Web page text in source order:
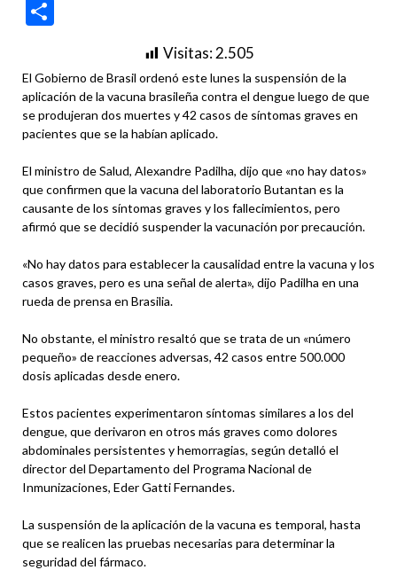
Visitas:2.505
El Gobierno de Brasil ordenó este lunes la suspensión de la
aplicación de la vacuna brasileña contra el dengue luego de que
se produjeran dos muertes y 42 casos de síntomas graves en
pacientes que se la habían aplicado.
El ministro de Salud, Alexandre Padilha, dijo que «no hay datos»
que confirmen que la vacuna del laboratorio Butantan es la
causante de los síntomas graves y los fallecimientos, pero
afirmó que se decidió suspender la vacunación por precaución.
«No hay datos para establecer la causalidad entre la vacuna y los
casos graves, pero es una señal de alerta», dijo Padilha en una
rueda de prensa en Brasilia.
No obstante, el ministro resaltó que se trata de un «número
pequeño» de reacciones adversas, 42 casos entre 500.000
dosis aplicadas desde enero.
Estos pacientes experimentaron síntomas similares a los del
dengue, que derivaron en otros más graves como dolores
abdominales persistentes y hemorragias, según detalló el
director del Departamento del Programa Nacional de
Inmunizaciones, Eder Gatti Fernandes.
La suspensión de la aplicación de la vacuna es temporal, hasta
que se realicen las pruebas necesarias para determinar la
seguridad del fármaco.